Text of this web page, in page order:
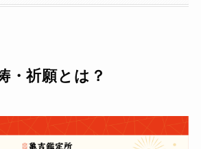
・祈願とは？